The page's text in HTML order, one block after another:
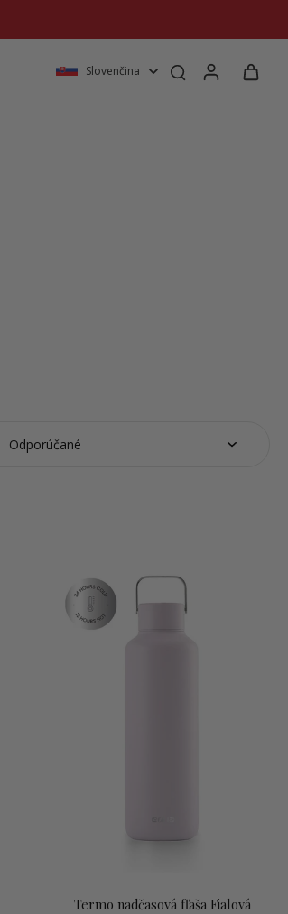
Slovenčina
Termo nadčasová fľaša Fialová